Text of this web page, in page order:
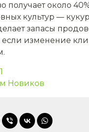
получает около
культур —
запасы
изменение
Новиков